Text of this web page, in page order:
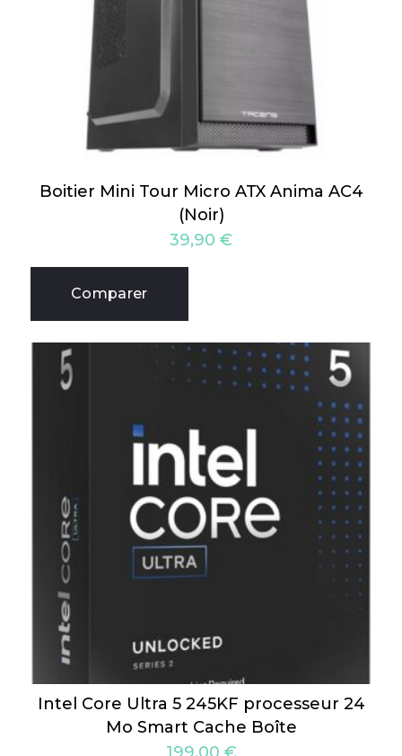
Boitier Mini Tour Micro ATX Anima AC4
(Noir)
39,90 €
Comparer
Intel Core Ultra 5 245KF processeur 24
Mo Smart Cache Boîte